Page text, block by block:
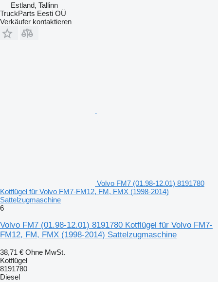
Estland, Tallinn
TruckParts Eesti OÜ
Verkäufer kontaktieren
Volvo FM7 (01.98-12.01) 8191780
Kotflügel für Volvo FM7-FM12, FM, FMX (1998-2014)
Sattelzugmaschine
6
Volvo FM7 (01.98-12.01) 8191780 Kotflügel für Volvo FM7-
FM12, FM, FMX (1998-2014) Sattelzugmaschine
38,71 € Ohne MwSt.
Kotflügel
8191780
Diesel